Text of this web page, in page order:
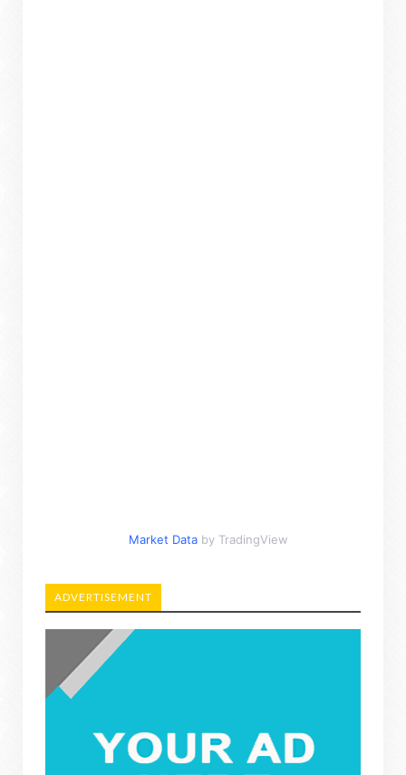
Market Data by TradingView
ADVERTISEMENT